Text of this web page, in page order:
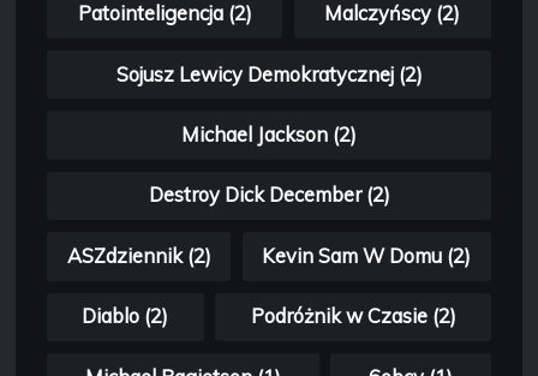
Patointeligencja (2) Malczyńscy (2)
Sojusz Lewicy Demokratycznej (2)
Michael Jackson (2)
Destroy Dick December (2)
ASZdziennik (2) Kevin Sam W Domu (2)
Diablo (2) Podróżnik w Czasie (2)